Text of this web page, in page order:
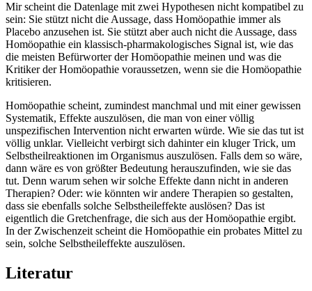
Mir scheint die Datenlage mit zwei Hypothesen nicht kompatibel zu
sein: Sie stützt nicht die Aussage, dass Homöopathie immer als
Placebo anzusehen ist. Sie stützt aber auch nicht die Aussage, dass
Homöopathie ein klassisch-pharmakologisches Signal ist, wie das
die meisten Befürworter der Homöopathie meinen und was die
Kritiker der Homöopathie voraussetzen, wenn sie die Homöopathie
kritisieren.
Homöopathie scheint, zumindest manchmal und mit einer gewissen
Systematik, Effekte auszulösen, die man von einer völlig
unspezifischen Intervention nicht erwarten würde. Wie sie das tut ist
völlig unklar. Vielleicht verbirgt sich dahinter ein kluger Trick, um
Selbstheilreaktionen im Organismus auszulösen. Falls dem so wäre,
dann wäre es von größter Bedeutung herauszufinden, wie sie das
tut. Denn warum sehen wir solche Effekte dann nicht in anderen
Therapien? Oder: wie könnten wir andere Therapien so gestalten,
dass sie ebenfalls solche Selbstheileffekte auslösen? Das ist
eigentlich die Gretchenfrage, die sich aus der Homöopathie ergibt.
In der Zwischenzeit scheint die Homöopathie ein probates Mittel zu
sein, solche Selbstheileffekte auszulösen.
Literatur